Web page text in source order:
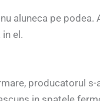
aluneca pe podea.
el.
producatorul s-